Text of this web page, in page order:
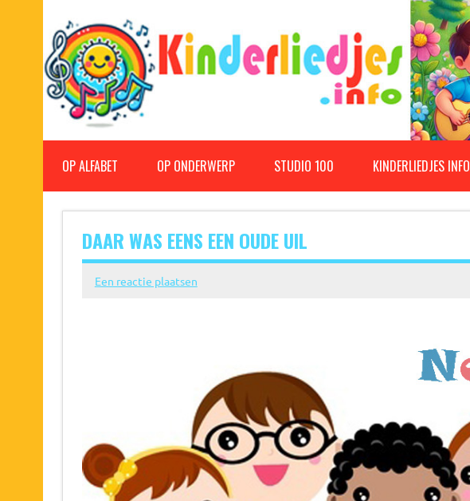
Kinderliedjes
OP ALFABET OP ONDERWERP STUDIO 100 KINDERLIEDJES INFO
DAAR WAS EENS EEN OUDE UIL
Een reactie plaatsen